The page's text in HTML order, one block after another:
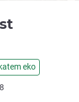
eko